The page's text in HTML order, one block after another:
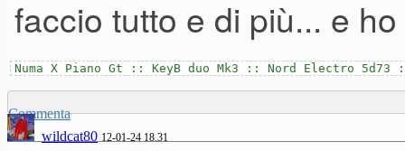
blasonati.
Calcisticamente, lo
anche i mediani. alla fine,
fascia, non avrà necessità di
trovarlo utile in contesti live,
la mia personale scelta di
aggiungere un po' di
faccio tutto e di più... e
Numa X Piano Gt :: KeyB duo Mk3 :: Nord Electro 5d73
Commenta
wildcat80 12-01-24 18.31